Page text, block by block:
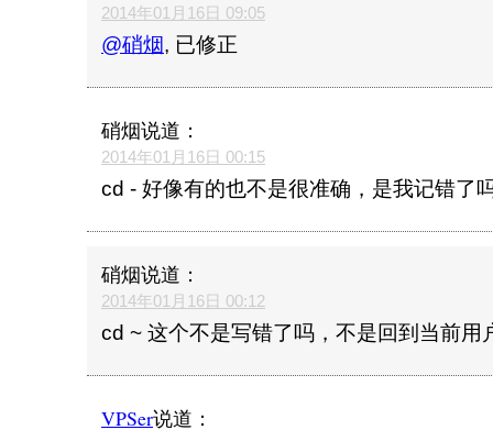
2014年01月16日 09:05
@硝烟, 已修正
硝烟说道：
2014年01月16日 00:15
cd - 好像有的也不是很准确，是我记错了
硝烟说道：
2014年01月16日 00:12
cd ~ 这个不是写错了吗，不是回到当前用
VPSer说道：